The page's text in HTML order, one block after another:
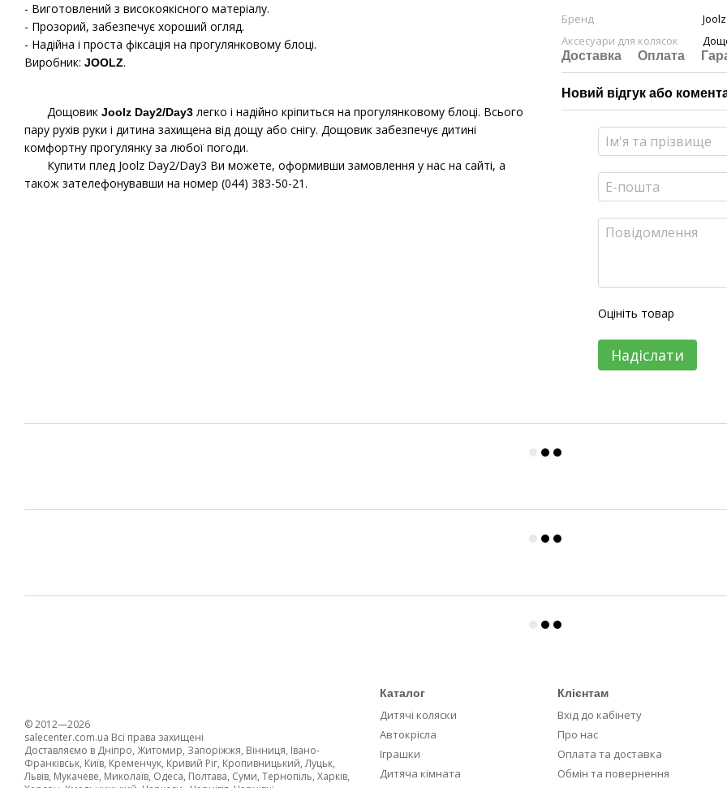
- Виготовлений з високоякісного матеріалу.
- Прозорий, забезпечує хороший огляд.
- Надійна і проста фіксація на прогулянковому блоці.
Виробник: JOOLZ.
Дощовик Joolz Day2/Day3 легко і надійно кріпиться на прогулянковому блоці. Всього
пару рухів руки і дитина захищена від дощу або снігу. Дощовик забезпечує дитині
комфортну прогулянку за любої погоди.
Купити плед Joolz Day2/Day3 Ви можете, оформивши замовлення у нас на сайті, а
також зателефонувавши на номер (044) 383-50-21.
Бренд
Joolz
Аксесуари для колясок
Доставка Оплата
Новий відгук або
Оцініть товар
Надіслати
© 2012—2026
salecenter.com.ua Всі права захищені
Доставляємо в Дніпро, Житомир, Запоріжжя, Вінниця, Івано-
Франківськ, Київ, Кременчук, Кривий Ріг, Кропивницький, Луцьк,
Львів, Мукачеве, Миколаїв, Одеса, Полтава, Суми, Тернопіль, Харків,
Каталог
Дитячі коляски
Автокрісла
Іграшки
Дитяча кімната
Клієнтам
Вхід до кабінету
Про нас
Оплата та доставка
Обмін та повернення